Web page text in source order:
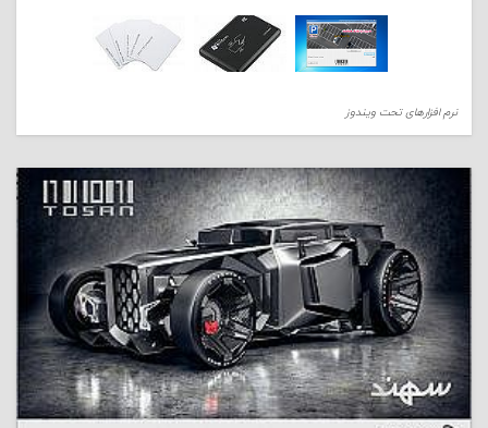
نرم افزارهای تحت ویندوز